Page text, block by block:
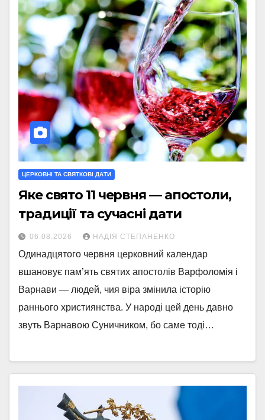
ЦЕРКОВНІ ТА СВЯТКОВІ ДАТИ
Яке свято 11 червня — апостоли,
традиції та сучасні дати
06.08.2026 НАДІЯ СТЕПАНЕНКО
Одинадцятого червня церковний календар
вшановує пам’ять святих апостолів Варфоломія і
Варнави — людей, чия віра змінила історію
раннього християнства. У народі цей день давно
звуть Варнавою Суничником, бо саме тоді…